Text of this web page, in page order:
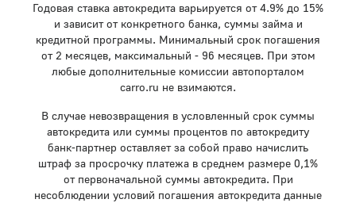
Годовая ставка автокредита варьируется от 4.9% до 15%
и зависит от конкретного банка, суммы займа и
кредитной программы. Минимальный срок погашения
от 2 месяцев, максимальный - 96 месяцев. При этом
любые дополнительные комиссии автопорталом
carro.ru не взимаются.
В случае невозвращения в условленный срок суммы
автокредита или суммы процентов по автокредиту
банк-партнер оставляет за собой право начислить
штраф за просрочку платежа в среднем размере 0,1%
от первоначальной суммы автокредита. При
несоблюдении условий погашения автокредита данные